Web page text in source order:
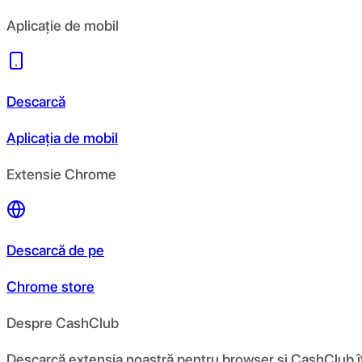
Aplicație de mobil
Descarcă
Aplicația de mobil
Extensie Chrome
Descarcă de pe
Chrome store
Despre CashClub